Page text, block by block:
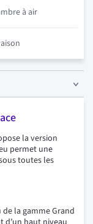
à air
la version
permet une
toutes les
la gamme Grand